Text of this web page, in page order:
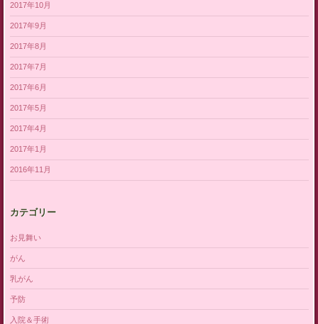
2017年10月
2017年9月
2017年8月
2017年7月
2017年6月
2017年5月
2017年4月
2017年1月
2016年11月
カテゴリー
お見舞い
がん
乳がん
予防
入院＆手術